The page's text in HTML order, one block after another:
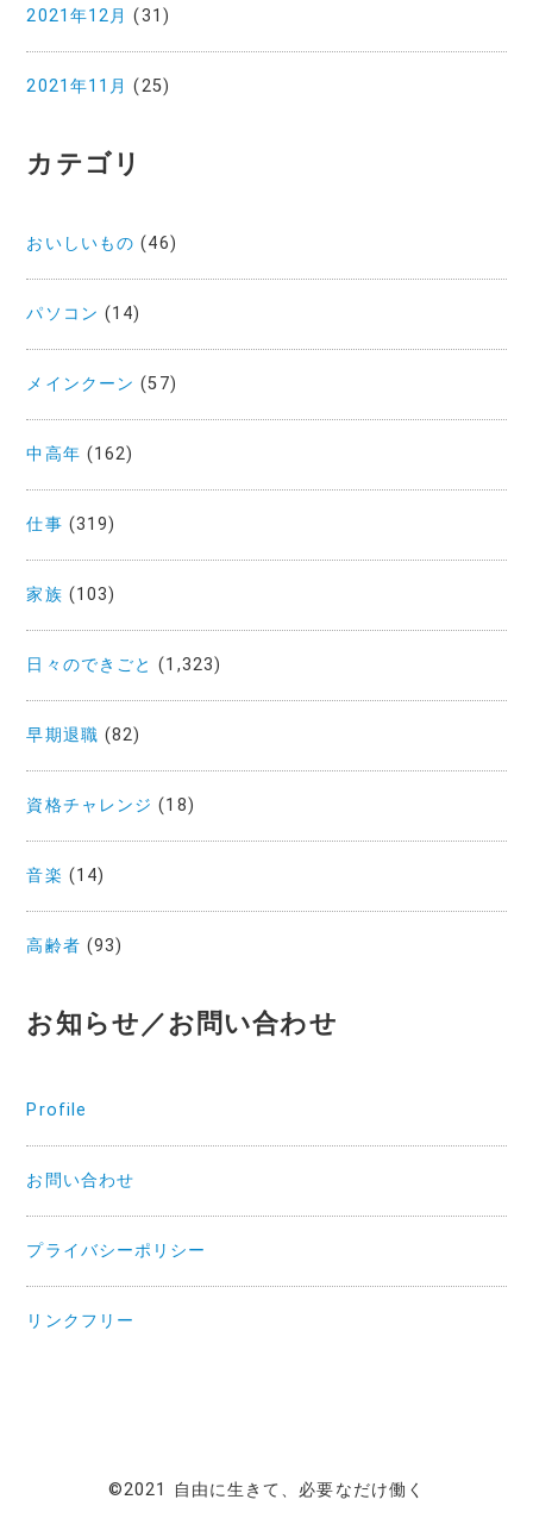
2021年12月 (31)
2021年11月 (25)
カテゴリ
おいしいもの (46)
パソコン (14)
メインクーン (57)
中高年 (162)
仕事 (319)
家族 (103)
日々のできごと (1,323)
早期退職 (82)
資格チャレンジ (18)
音楽 (14)
高齢者 (93)
お知らせ／お問い合わせ
Profile
お問い合わせ
プライバシーポリシー
リンクフリー
©2021 自由に生きて、必要なだけ働く